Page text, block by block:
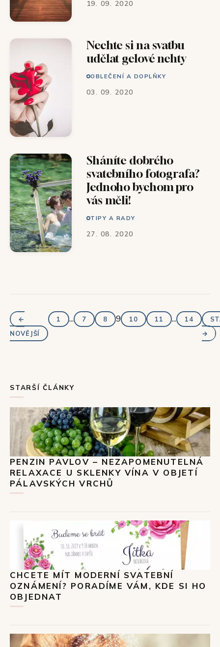
19. 09. 2020
Nechte si na svatbu
udělat gelové nehty
OBLEČENÍ A DOPLŇKY
03. 09. 2020
Sháníte dobrého
svatebního fotografa?
Jednoho bychom pro
vás měli!
TIPY A RADY
27. 08. 2020
←
NOVĚJŠÍ
1 ... 7 8 9 10 11 ... 14
→
STARŠÍ ČLÁNKY
PENZIN PAVLOV – NEZAPOMENUTELNÁ
RELAXACE U SKLENKY VÍNA V OBJETÍ
PÁLAVSKÝCH VRCHŮ
CHCETE MÍT MODERNÍ SVATEBNÍ
OZNÁMENÍ? PORADÍME VÁM, KDE SI HO
OBJEDNAT